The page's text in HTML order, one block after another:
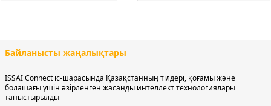
Байланысты жаңалықтары
ISSAI Connect іс-шарасында Қазақстанның тілдері, қоғамы және
болашағы үшін әзірленген жасанды интеллект технологиялары
таныстырылды